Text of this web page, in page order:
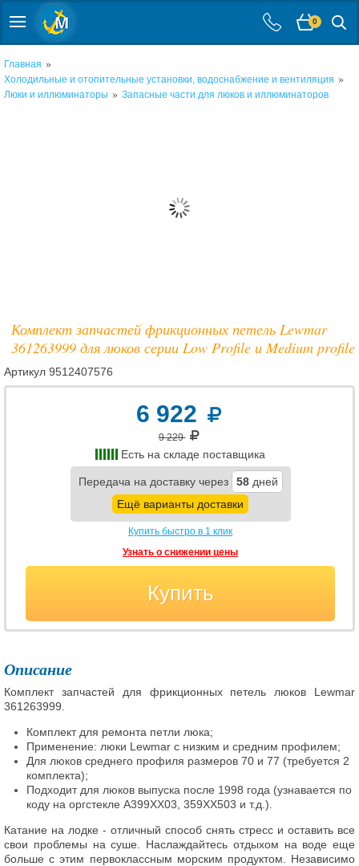
0
Главная »
Холодильные и отопительные установки, водоснабжение и вентиляция »
Люки и иллюминаторы » Запасные части для люков и иллюминаторов
Комплект запчастей фрикционных петель Lewmar
361263999 для люков серии Low Profile и Medium profile
Артикул 9512407576
6 922
9 229
Есть на складе поставщика
Передача на доставку через 58 дней
Ещё варианты доставки
Купить быстро в 1 клик
Узнать о снижении цены
Купить
Описание
Комплект запчастей для фрикционных петель люков Lewmar
361263999.
Комплект для ремонта петли люка;
Применение: люки Lewmar с низким и средним профилем;
Для люков среднего профиля размеров 70 и 77 (требуется 2
комплекта);
Подходит для люков выпуска после 1998 года (узнавается по
коду на оргстекле A399XX03, 359XX503 и т.д.).
Катание на лодке - отличный способ снять стресс и оставить все
свои проблемы на суше. Наслаждайтесь отдыхом на воде еще
больше с этим первоклассным морским продуктом. Независимо